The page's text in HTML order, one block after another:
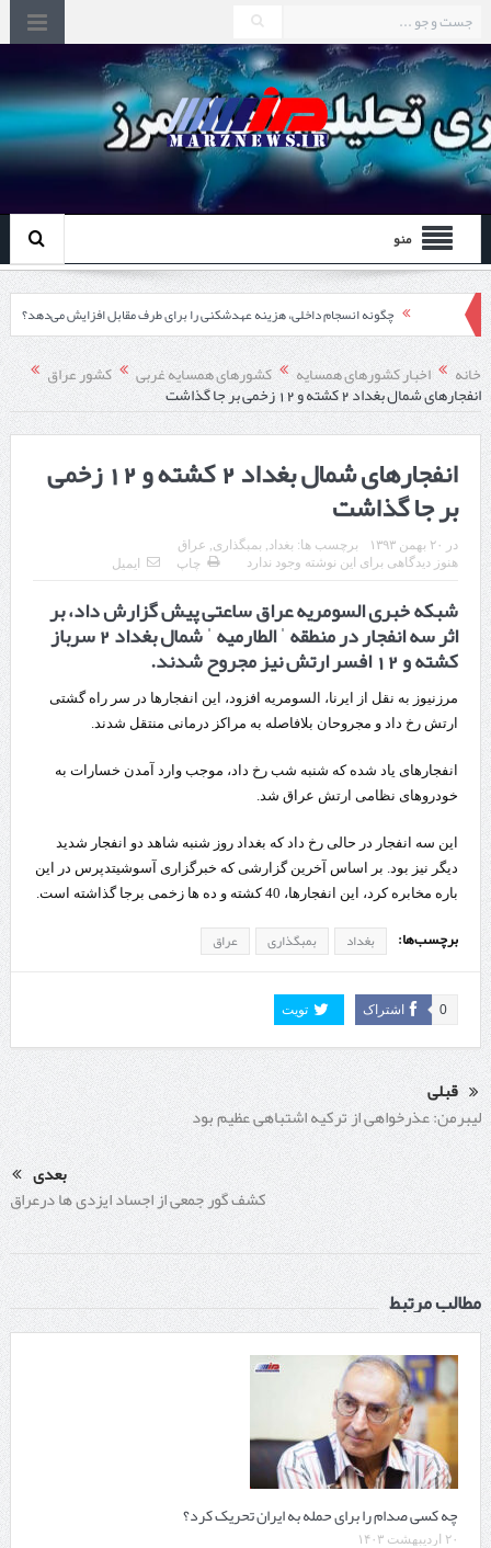
منو
چگونه انسجام داخلی، هزینه عهدشکنی را برای طرف مقابل افزایش می‌دهد؟
اقتدار دیپلماسی از درون مرزها آغاز می‌شود
تشدید اختلاف ایتالیا و اسپانیا بر سر کنترل‌های مرزی
در دیدار استاندار اردبیل و رئیس گمرک مرزی جمهوری آذربایجان تاکید شد؛
توسعه همکاری گمرک‌های مرزی ایران و جمهوری آذربایجان ضرورت دارد
گزارش ویژه؛
طرز تهیه خورش خلال کرمانشاهی +نکات و فوت وفن‌ها
قدردانی وزیر میراث فرهنگی، گردشگری و صنایع دستی از استاندار اردبیل
استاندار اردبیل در دیدار دبیر شورای‌عالی مناطق آزاد و ویژه اقتصادی:
راه‌اندازی کامل منطقه آزاد اردبیل-بیله‌سوار و منطقه ویژه اقتصادی نمین تسریع
شود
تخصیص ۳۰۰میلیارد تومان برای تکمیل بزرگراه اردبیل-سرچم
کشف ۱۱ قبضه سلاح کلت کمری توسط مرزبانان هنگ مرزی ارومیه
رئیس سازمان راهداری:
خانه اخبار کشورهای همسایه کشورهای همسایه غربی کشور عراق
انفجارهای شمال بغداد 2 کشته و 12 زخمی بر جا گذاشت
انفجارهای شمال بغداد 2 کشته و 12 زخمی
بر جا گذاشت
در ۲۰ بهمن ۱۳۹۳ برچسب ها: بغداد, بمبگذاری, عراق
هنوز دیدگاهی برای این نوشته وجود ندارد
چاپ ایمیل
شبکه خبری السومریه عراق ساعتی پیش گزارش داد، بر
اثر سه انفجار در منطقه ˈ الطارمیه ˈ شمال بغداد 2 سرباز
کشته و 12 افسر ارتش نیز مجروح شدند.
مرزنیوز به نقل از ایرنا، السومریه افزود، این انفجارها در سر راه گشتی
ارتش رخ داد و مجروحان بلافاصله به مراکز درمانی منتقل شدند.
انفجارهای یاد شده که شنبه شب رخ داد، موجب وارد آمدن خسارات به
خودروهای نظامی ارتش عراق شد.
این سه انفجار در حالی رخ داد که بغداد روز شنبه شاهد دو انفجار شدید
دیگر نیز بود. بر اساس آخرین گزارشی که خبرگزاری آسوشیتدپرس در این
باره مخابره کرد، این انفجارها، 40 کشته و ده ها زخمی برجا گذاشته است.
برچسب‌ها: بغداد بمبگذاری عراق
اشتراک 0 تویت
قبلی
لیبرمن: عذرخواهی از ترکیه اشتباهی عظیم بود
بعدی
کشف گور جمعی از اجساد ایزدی ها درعراق
مطالب مرتبط
چه کسی صدام را برای حمله به ایران تحریک کرد؟
۲۰ اردیبهشت ۱۴۰۳